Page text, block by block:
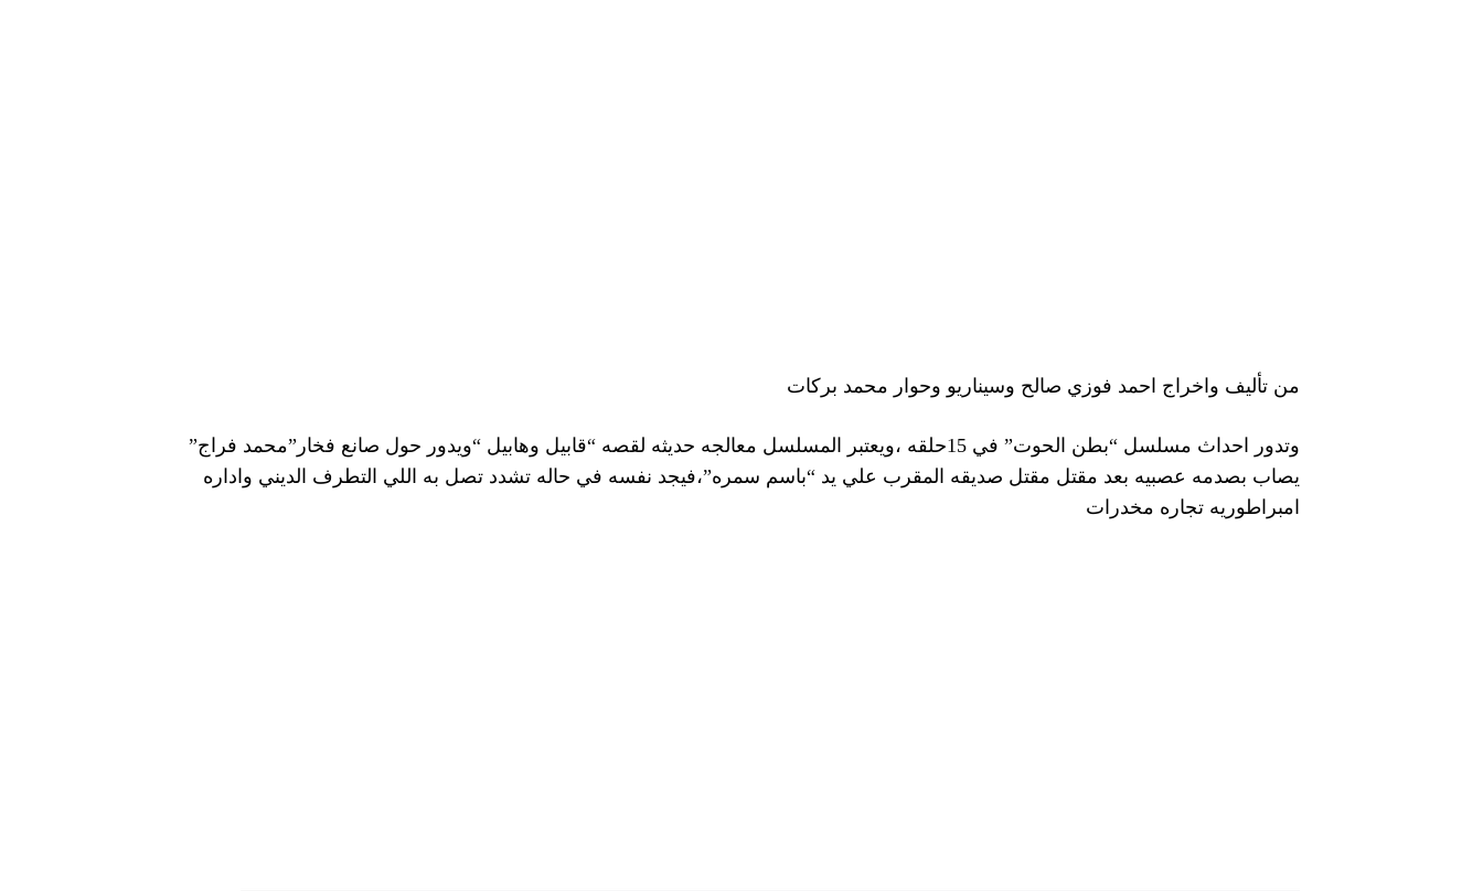
من تأليف واخراج احمد فوزي صالح وسيناريو وحوار محمد بركات
وتدور احداث مسلسل “بطن الحوت” في 15حلقه ،ويعتبر المسلسل معالجه حديثه لقصه “قابيل وهابيل “ويدور حول صانع فخار”محمد فراج”
يصاب بصدمه عصبيه بعد مقتل مقتل صديقه المقرب علي يد “باسم سمره”،فيجد نفسه في حاله تشدد تصل به اللي التطرف الديني واداره
امبراطوريه تجاره مخدرات